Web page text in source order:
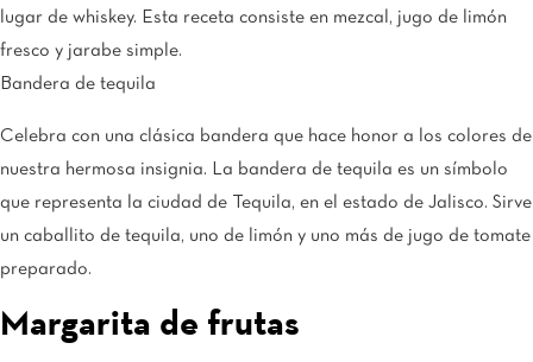
lugar de whiskey. Esta receta consiste en mezcal, jugo de limón
fresco y jarabe simple.
Bandera de tequila
Celebra con una clásica bandera que hace honor a los colores de
nuestra hermosa insignia. La bandera de tequila es un símbolo
que representa la ciudad de Tequila, en el estado de Jalisco. Sirve
un caballito de tequila, uno de limón y uno más de jugo de tomate
preparado.
Margarita de frutas